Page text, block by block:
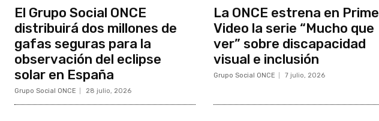
El Grupo Social ONCE
distribuirá dos millones de
gafas seguras para la
observación del eclipse
solar en España
Grupo Social ONCE 28 julio, 2026
La ONCE estrena en Prime
Video la serie “Mucho que
ver” sobre discapacidad
visual e inclusión
Grupo Social ONCE 7 julio, 2026